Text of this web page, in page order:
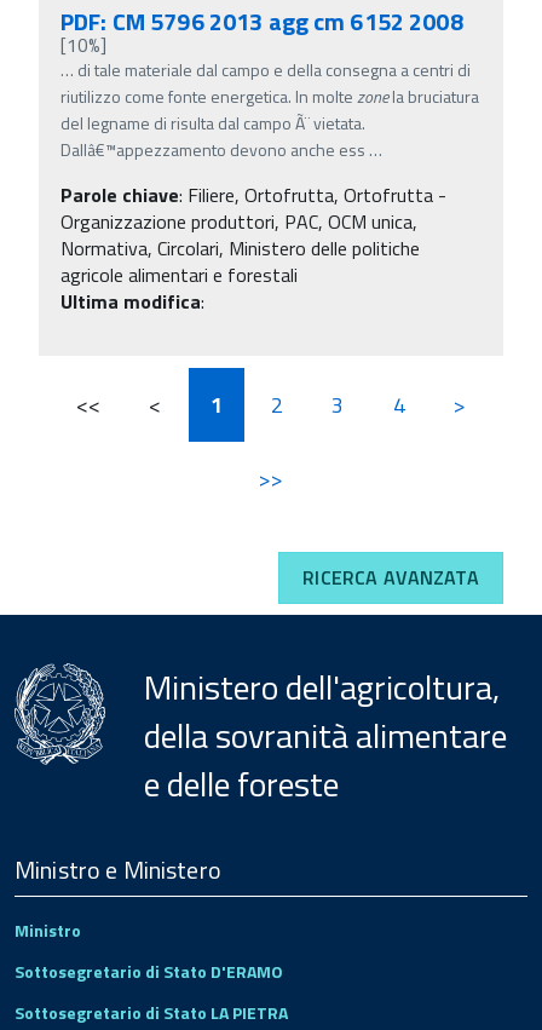
PDF: CM 5796 2013 agg cm 6152 2008
[10%]
… di tale materiale dal campo e della consegna a centri di
riutilizzo come fonte energetica. In moltezonela bruciatura
del legname di risulta dal campo Ã¨ vietata.
Dallâ€™appezzamento devono anche ess …
Parole chiave: Filiere, Ortofrutta, Ortofrutta -
Organizzazione produttori, PAC, OCM unica,
Normativa, Circolari, Ministero delle politiche
agricole alimentari e forestali
Ultima modifica:
<< < 1 2 3 4 >
>>
RICERCA AVANZATA
Ministero dell'agricoltura,
della sovranità alimentare
e delle foreste
Footer
Ministro e Ministero
Ministro
Sottosegretario di Stato D'ERAMO
Sottosegretario di Stato LA PIETRA